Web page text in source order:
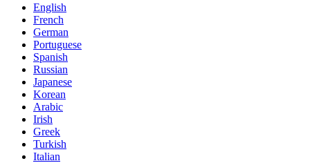
English
French
German
Portuguese
Spanish
Russian
Japanese
Korean
Arabic
Irish
Greek
Turkish
Italian